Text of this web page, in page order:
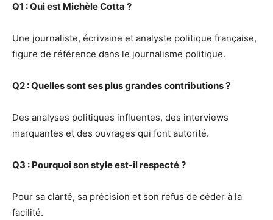
Q1 : Qui est Michèle Cotta ?
Une journaliste, écrivaine et analyste politique française,
figure de référence dans le journalisme politique.
Q2 : Quelles sont ses plus grandes contributions ?
Des analyses politiques influentes, des interviews
marquantes et des ouvrages qui font autorité.
Q3 : Pourquoi son style est-il respecté ?
Pour sa clarté, sa précision et son refus de céder à la
facilité.